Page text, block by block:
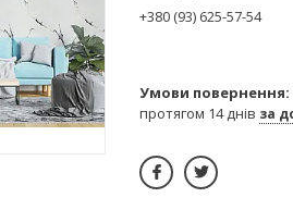
+380 (93) 625-57-54
протягом 14 днів за